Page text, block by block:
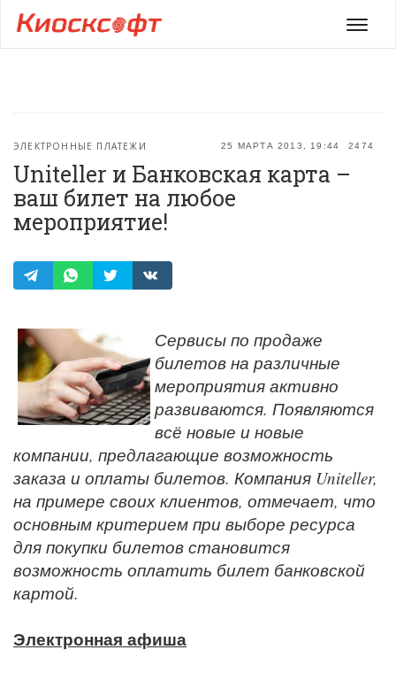
Меню
25 МАРТА 2013, 19:44 2474
ЭЛЕКТРОННЫЕ ПЛАТЕЖИ
Uniteller и Банковская карта –
ваш билет на любое
мероприятие!
Сервисы по продаже
билетов на различные
мероприятия активно
развиваются. Появляются
всё новые и новые
компании, предлагающие возможность
заказа и оплаты билетов. Компания Uniteller,
на примере своих клиентов, отмечает, что
основным критерием при выборе ресурса
для покупки билетов становится
возможность оплатить билет банковской
картой.
Электронная афиша